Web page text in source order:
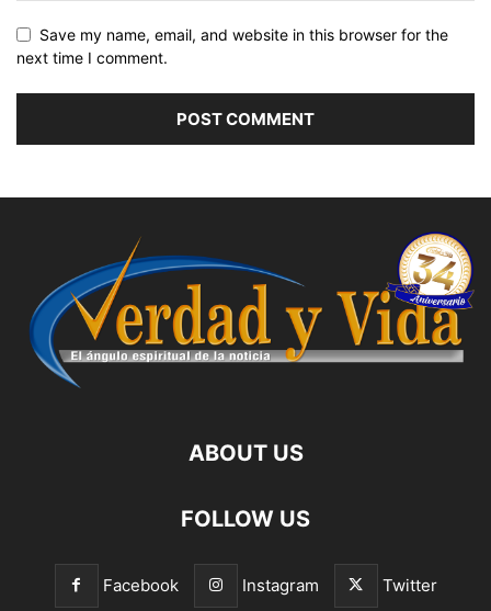
Save my name, email, and website in this browser for the
next time I comment.
ABOUT US
FOLLOW US
Facebook Instagram Twitter